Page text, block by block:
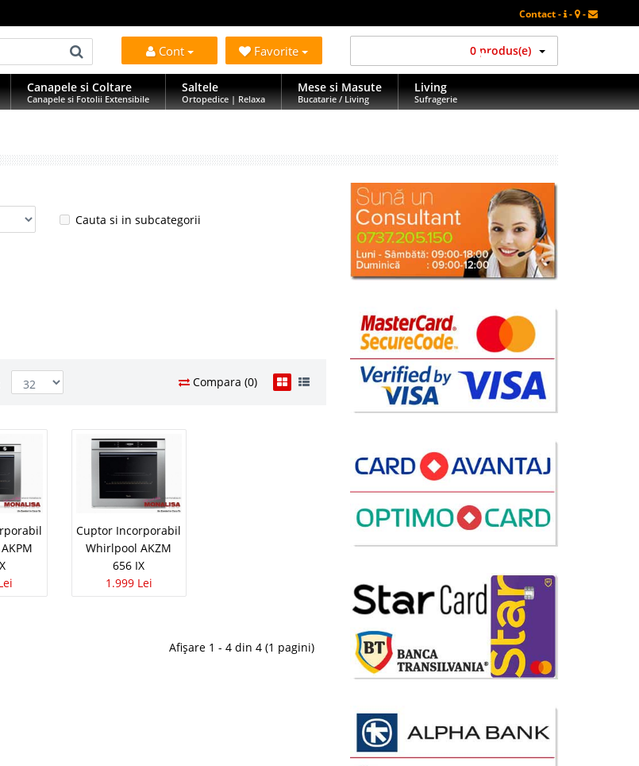
Contact - - -
Cont Favorite 0 produs(e)
Canapele si Coltare
Canapele si Fotolii Extensibile
Saltele
Ortopedice | Relaxa
Mese si Masute
Bucatarie / Living
Living
Sufragerie
Cauta si in subcategorii
Compara (0)
Gorenje BO 71
marita de coacere Produs/
tip Home MADE Panou
maner usa detasabila Usa..
Compara
AKP
Cuptor Incorporabil
Whirlpool AKZM
656 IX
1.999 Lei
Afișare 1 - 4 din 4 (1 pagini)